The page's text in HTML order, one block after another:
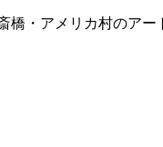
・アメリカ村のアー